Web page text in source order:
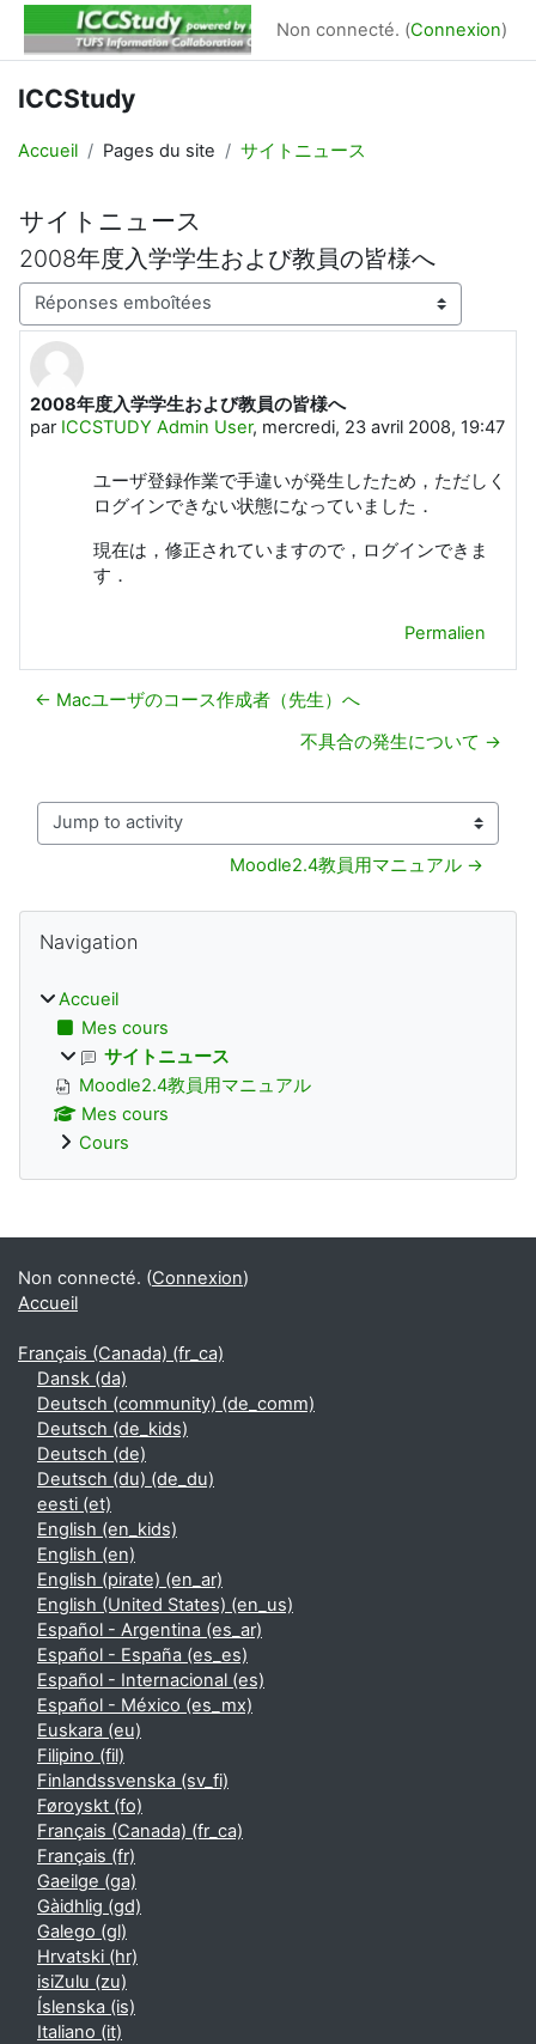
Passer au contenu principal
Non connecté. (Connexion)
ICCStudy
Accueil Pages du site サイトニュース
サイトニュース
2008年度入学学生および教員の皆様へ
Type d’affichage
2008年度入学学生および教員の皆様へ
par ICCSTUDY Admin User, mercredi, 23 avril 2008, 19:47
Nombre de réponses : 0
ユーザ登録作業で手違いが発生したため，ただしく
ログインできない状態になっていました．
現在は，修正されていますので，ログインできま
す．
Permalien
← Macユーザのコース作成者（先生）へ
不具合の発生について →
Jump to activity
Moodle2.4教員用マニュアル →
Blocs
Navigation
Accueil
Mes cours
サイトニュース
Moodle2.4教員用マニュアル
Mes cours
Cours
Blocs supplémentaires
Non connecté. (Connexion)
Accueil
Français (Canada) ‎(fr_ca)‎
Dansk ‎(da)‎
Deutsch (community) ‎(de_comm)‎
Deutsch ‎(de_kids)‎
Deutsch ‎(de)‎
Deutsch (du) ‎(de_du)‎
eesti ‎(et)‎
English ‎(en_kids)‎
English ‎(en)‎
English (pirate) ‎(en_ar)‎
English (United States) ‎(en_us)‎
Español - Argentina ‎(es_ar)‎
Español - España ‎(es_es)‎
Español - Internacional ‎(es)‎
Español - México ‎(es_mx)‎
Euskara ‎(eu)‎
Filipino ‎(fil)‎
Finlandssvenska ‎(sv_fi)‎
Føroyskt ‎(fo)‎
Français (Canada) ‎(fr_ca)‎
Français ‎(fr)‎
Gaeilge ‎(ga)‎
Gàidhlig ‎(gd)‎
Galego ‎(gl)‎
Hrvatski ‎(hr)‎
isiZulu ‎(zu)‎
Íslenska ‎(is)‎
Italiano ‎(it)‎